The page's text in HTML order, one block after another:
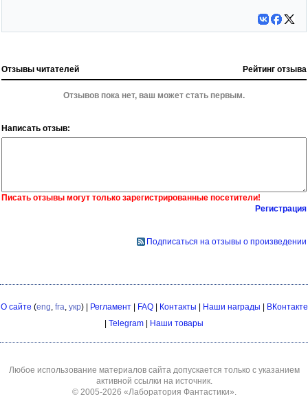
Отзывы читателей Рейтинг отзыва
Отзывов пока нет, ваш может стать первым.
Написать отзыв:
Писать отзывы могут только зарегистрированные посетители!
Регистрация
Подписаться на отзывы о произведении
О сайте (eng fra укр) | Регламент| FAQ| Контакты | Наши награды | ВКонтакте
| Telegram | Наши товары
Любое использование материалов сайта допускается только с указанием
активной ссылки на источник.
© 2005-2026 «Лаборатория Фантастики»